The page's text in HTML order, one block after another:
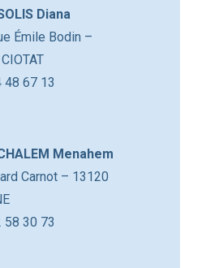
Diana
Émile Bodin –
48 67 13
Menahem
Carnot – 13120
58 30 73